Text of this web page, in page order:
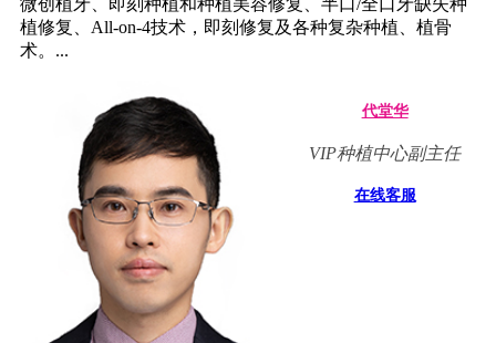
微创植牙、即刻种植和种植美容修复、半口/全口牙缺失种
植修复、All-on-4技术，即刻修复及各种复杂种植、植骨
术。...
代堂华
VIP种植中心副主任
在线客服